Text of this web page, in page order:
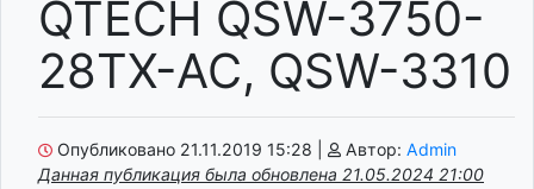
QTECH QSW-3750-
28TX-AC, QSW-3310
Опубликовано 21.11.2019 15:28 Автор: Admin
Данная публикация была обновлена 21.05.2024 21:00